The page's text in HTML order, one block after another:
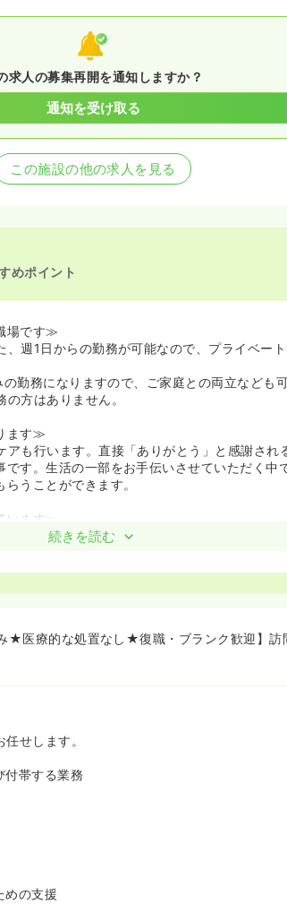
求人の募集再開を通知しますか？
通知を受け取る
この施設の他の求人を見る
めポイント
場です≫
週1日からの勤務が可能なので、プライベー
勤務になりますので、ご家庭との両立なども可
方はありません。
ます≫
も行います。直接「ありがとう」と感謝され
す。生活の一部をお手伝いさせていただく中
うことができます。
います≫
どの方が訪問看護未経験者の方です。入職さ
スタートすることができます。
続きを読む
★医療的な処置なし★復職・ブランク歓迎】訪
せします。
付帯する業務
めの支援